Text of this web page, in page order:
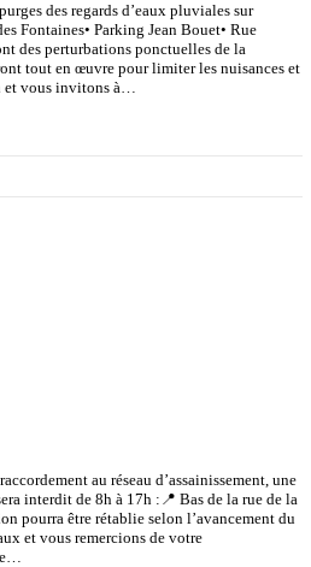
des regards d’eaux pluviales sur
Fontaines• Parking Jean Bouet• Rue
des perturbations ponctuelles de la
tout en œuvre pour limiter les nuisances et
et vous invitons à…
au réseau d’assainissement, une
interdit de 8h à 17h :📍 Bas de la rue de la
pourra être rétablie selon l’avancement du
et vous remercions de votre